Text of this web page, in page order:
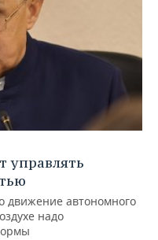
управлять
движение автономного
надо